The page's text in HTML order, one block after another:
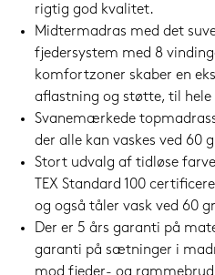
rigtig god kvalitet.
Midtermadras med det
fjedersystem med 8
komfortzoner skaber en
aflastning og støtte, til hele
Svanemærkede
der alle kan vaskes ved 60
Stort udvalg af tidløse
TEX Standard 100
og også tåler vask ved 60
Der er 5 års garanti på
garanti på sætninger i
mod fjeder- og